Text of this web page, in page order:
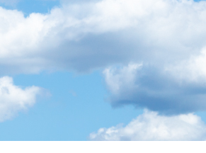
Eldhús
Lyftihægindastólar
Stólar og vinnuvernd
Athafnir daglegs lífs